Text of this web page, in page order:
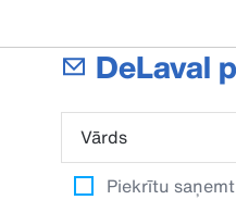
DeLaval
Vārds
Piekrītu